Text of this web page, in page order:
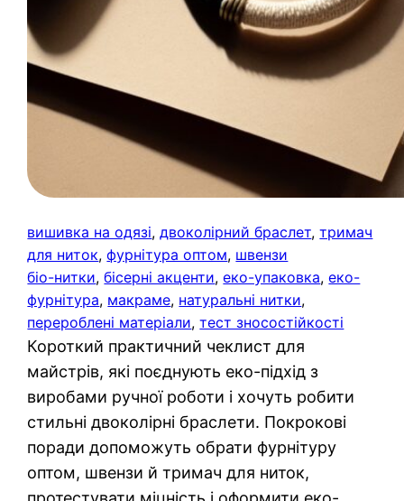
вишивка на одязі, двоколірний браслет, тримач
для ниток, фурнітура оптом, швензи
біо-нитки, бісерні акценти, еко-упаковка, еко-
фурнітура, макраме, натуральні нитки
перероблені матеріали, тест зносостійкості
Короткий практичний чеклист для
майстрів, які поєднують еко-підхід з
виробами ручної роботи і хочуть робити
стильні двоколірні браслети. Покрокові
поради допоможуть обрати фурнітуру
оптом, швензи й тримач для ниток,